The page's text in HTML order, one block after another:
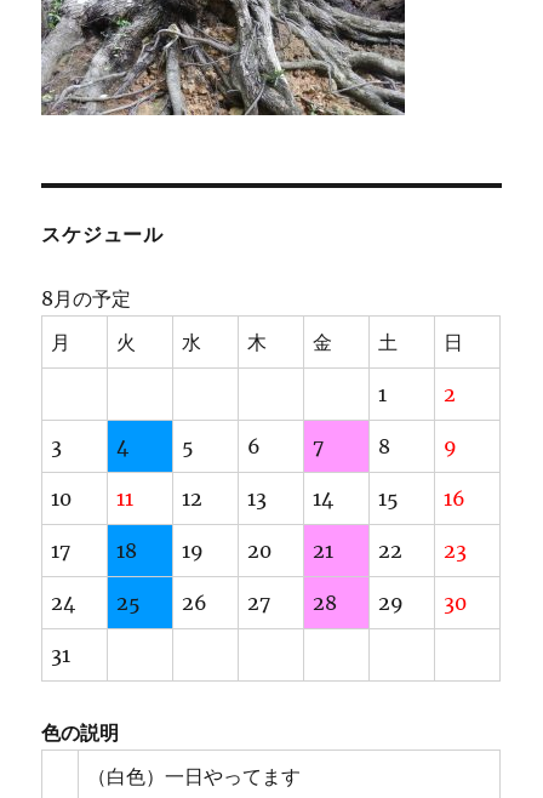
スケジュール
8月の予定
月
火 水 木 金 土 日
1 2
3 4 5 6 7 8 9
10 11 12 13 14 15 16
17 18 19 20 21 22 23
24 25 26 27 28 29 30
31
色の説明
（白色）一日やってます